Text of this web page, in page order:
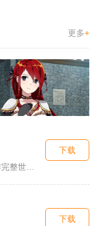
更多+
偶像梦幻祭2延续前作完整世界观，玩家以制作人身份陪伴49位少...
下载
下载